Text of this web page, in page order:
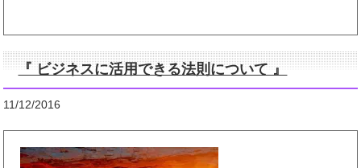
『 ビジネスに活用できる法則について 』
11/12/2016